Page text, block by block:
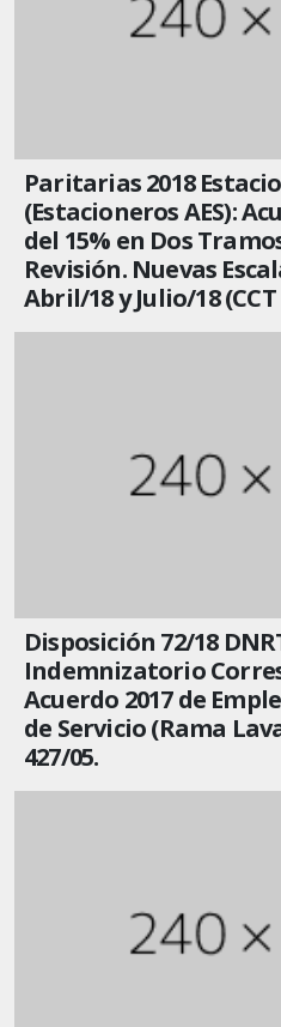
Paritarias 2018
(Estacioneros AES):
del 15% en Dos
Revisión. Nuevas
Abril/18 y Julio/18 (CCT
Disposición 72/18
Indemnizatorio
Acuerdo 2017 de
de Servicio (Rama
427/05.